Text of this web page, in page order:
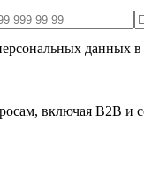
данных в
включая B2B и